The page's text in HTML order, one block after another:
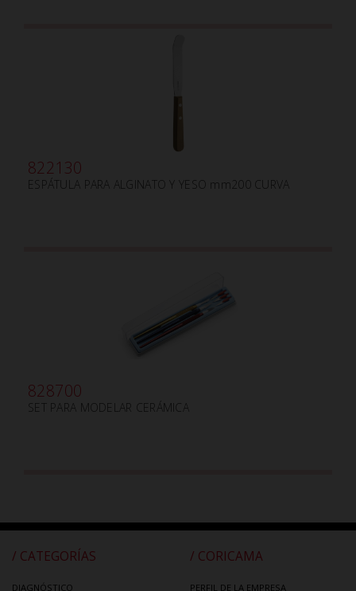
822130
ESPÁTULA PARA ALGINATO Y YESO mm200 CURVA
828700
SET PARA MODELAR CERÁMICA
/ CATEGORÍAS
DIAGNÓSTICO
/ CORICAMA
PERFIL DE LA EMPRESA